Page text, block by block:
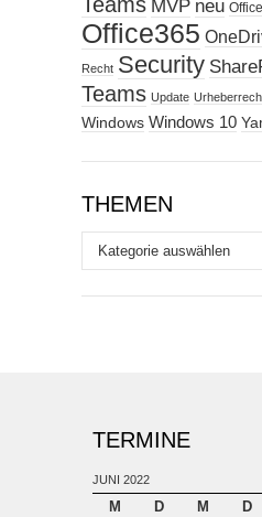
MVP neu Office
Office365
Recht Security
Teams Update
Windows Windows 10
THEMEN
Themen
TERMINE
JUNI 2022
M D M D